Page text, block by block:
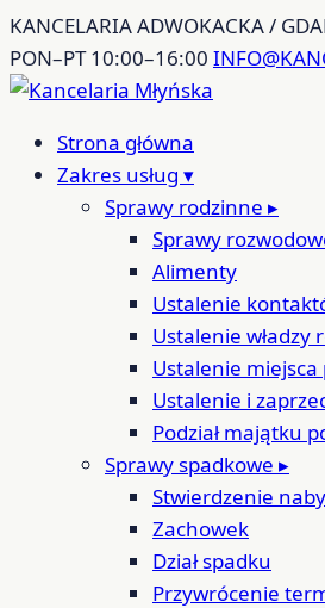
Przejdź
do
treści
KANCELARIA ADWOKACKA /
PON–PT 10:00–16:00
Strona główna
Zakres usług ▾
Sprawy rodzinne ▸
Sprawy
Alimenty
Ustalenie
Ustalenie władzy
Ustalenie
Ustalenie i
Podział majątku
Sprawy spadkowe ▸
Stwierdzenie
Zachowek
Dział spadku
Przywrócenie